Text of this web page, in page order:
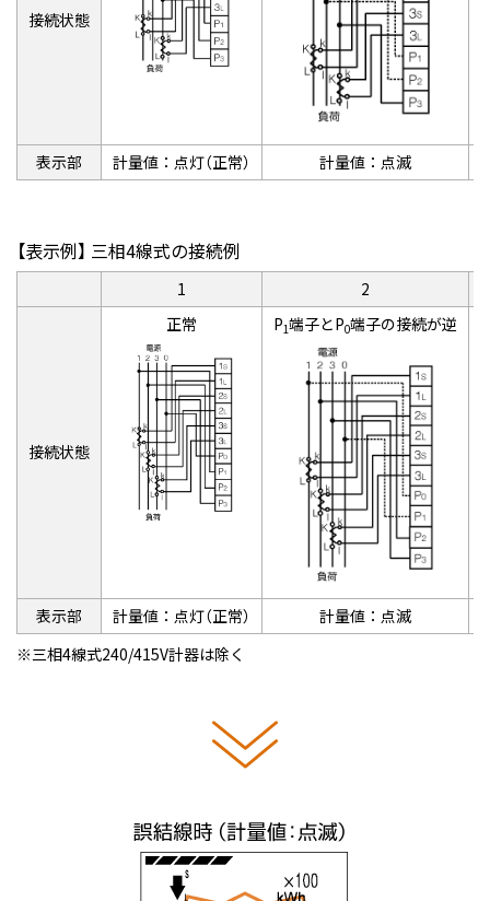
接続状態
表示部 計量値：点灯（正常） 計量値：点滅
【表示例】 三相4線式の接続例
1 2
接続状態
正常 P1端子とP0端子の接続が逆
表示部 計量値：点灯（正常）
計量値：点滅
三相4線式240/415V計器は除く